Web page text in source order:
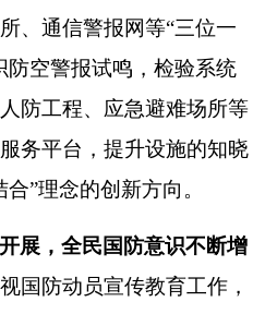
、通信警报网等“三位一
防空警报试鸣，检验系统
防工程、应急避难场所等
务平台，提升设施的知晓
合”理念的创新方向。
展，全民国防意识不断增
国防动员宣传教育工作，